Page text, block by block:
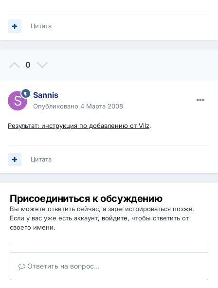
Цитата
0
Sannis
Опубликовано 4 Марта 2008
Результат: инструкция по добавлению от Vilz.
Цитата
Присоединиться к обсуждению
Вы можете ответить сейчас, а зарегистрироваться позже.
Если у вас уже есть аккаунт, войдите, чтобы ответить от
своего имени.
Ответить на вопрос...